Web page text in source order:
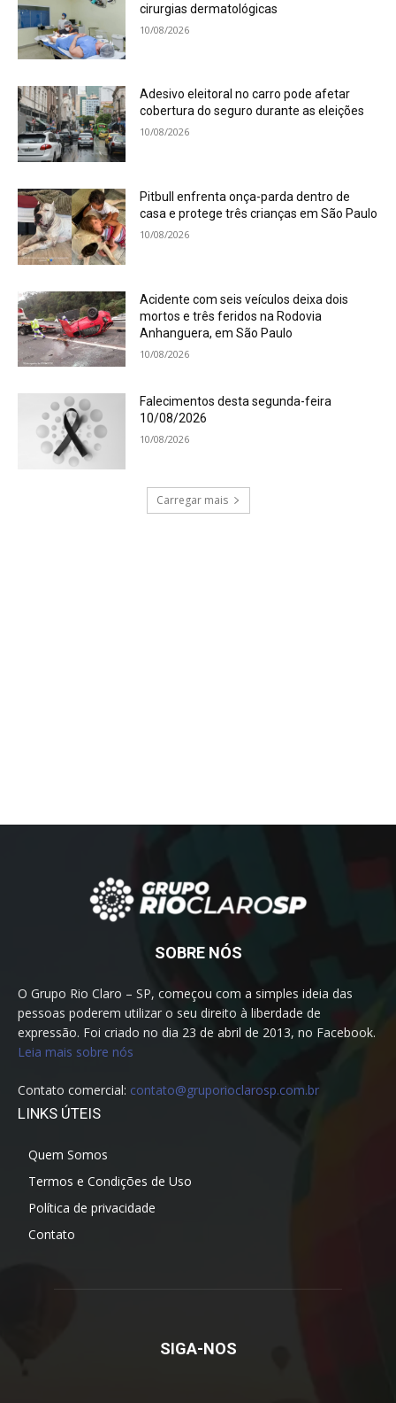
cirurgias dermatológicas
10/08/2026
Adesivo eleitoral no carro pode afetar
cobertura do seguro durante as eleições
10/08/2026
Pitbull enfrenta onça-parda dentro de
casa e protege três crianças em São Paulo
10/08/2026
Acidente com seis veículos deixa dois
mortos e três feridos na Rodovia
Anhanguera, em São Paulo
10/08/2026
Falecimentos desta segunda-feira
10/08/2026
10/08/2026
Carregar mais
SOBRE NÓS
O Grupo Rio Claro – SP, começou com a simples ideia das
pessoas poderem utilizar o seu direito à liberdade de
expressão. Foi criado no dia 23 de abril de 2013, no Facebook.
Leia mais sobre nós
Contato comercial: contato@gruporioclarosp.com.br
LINKS ÚTEIS
Quem Somos
Termos e Condições de Uso
Política de privacidade
Contato
SIGA-NOS